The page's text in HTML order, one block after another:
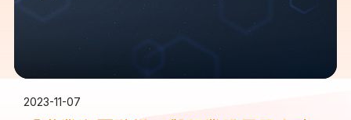
2023-11-07